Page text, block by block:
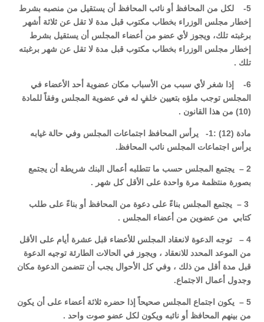
5- لكل من المحافظ أو نائب المحافظ أن يستقيل من منصبه بشرط
إخطار مجلس الوزراء بخطاب مكتوب قبل مدة لا تقل عن ثلاثة أشهر
برغبته تلك، ويجوز لأي عضو من أعضاء المجلس أن يستقيل بشرط
إخطار مجلس الوزراء بخطاب مكتوب قبل مدة لا تقل عن شهر برغبته
تلك .
6- إذا شغر لأي سبب من الأسباب مكان عضوية أحد الأعضاء في
المجلس توجب ملؤه بتعيين خلفٍ له في عضوية المجلس وفقاً للمادة
(10) من هذا القانون .
مادة (12) :1- يرأس المحافظ اجتماعات المجلس وفي حالة غيابه
يرأس اجتماعات المجلس نائب المحافظ.
2 – يجتمع المجلس حسب ما تتطلبه أعمال البنك شريطة أن يجتمع
بصورة منتظمة مرة واحدة على الأقل كل شهر .
3 – يجتمع المجلس بناءً على دعوة من المحافظ أو بناءً على طلب
كتابي من عضوين من أعضاء المجلس .
4 – توجه الدعوة لانعقاد المجلس للأعضاء قبل عشرة أيام على الأقل
من الموعد المحدد للانعقاد ، ويجوز في الحالات الطارئة توجيه الدعوة
قبل مدة أقل من ذلك ، وفي كل الأحوال يجب أن تتضمن الدعوة مكان
وجدول أعمال الاجتماع.
5 – يكون اجتماع المجلس صحيحاً إذا حضره ثلاثة أعضاء على أن يكون
من بينهم المحافظ أو نائبه ويكون لكل عضو صوت واحد .